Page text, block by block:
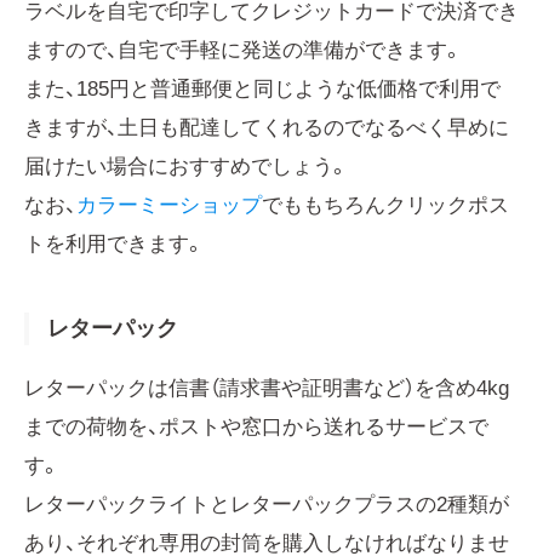
ラベルを自宅で印字してクレジットカードで決済でき
ますので、自宅で手軽に発送の準備ができます。
また、185円と普通郵便と同じような低価格で利用で
きますが、土日も配達してくれるのでなるべく早めに
届けたい場合におすすめでしょう。
なお、 カラーミーショップでももちろんクリックポス
トを利用できます。
レターパック
レターパックは信書（請求書や証明書など）を含め4kg
までの荷物を、ポストや窓口から送れるサービスで
す。
レターパックライトとレターパックプラスの2種類が
あり、それぞれ専用の封筒を購入しなければなりませ